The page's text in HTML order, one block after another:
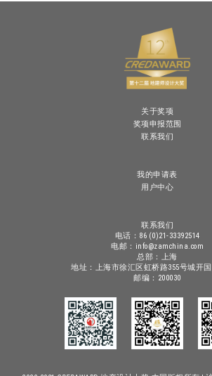
关于奖项
奖项申报范围
联系我们
我的申请表
用户中心
联系我们
电话：86 (0)21-33392514
电邮：info@zamchina.com
总部：上海
地址：上海市徐汇区虹桥路355号城开
邮编：200030